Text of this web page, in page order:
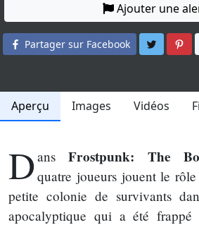
Ajouter une
Partager sur Facebook
Aperçu Images Vidéos
DansFrostpunk: The
quatre joueurs jouent le
petite colonie de survivants
apocalyptique qui a été frappé